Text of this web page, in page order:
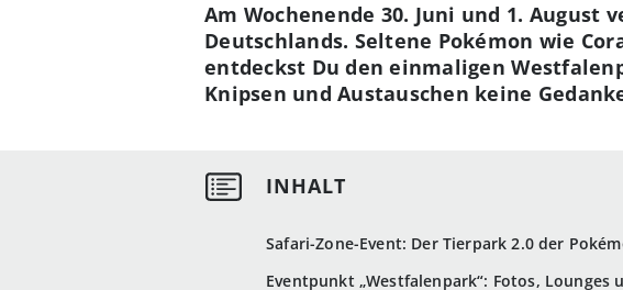
Safari-Zone-Event: Der Tierpark 2.0 der
Eventpunkt „Westfalenpark“: Fotos, Lounges
Am Wochenende 30. Juni und 1.
Deutschlands. Seltene Pokémon wie
entdeckst Du den einmaligen
Knipsen und Austauschen keine